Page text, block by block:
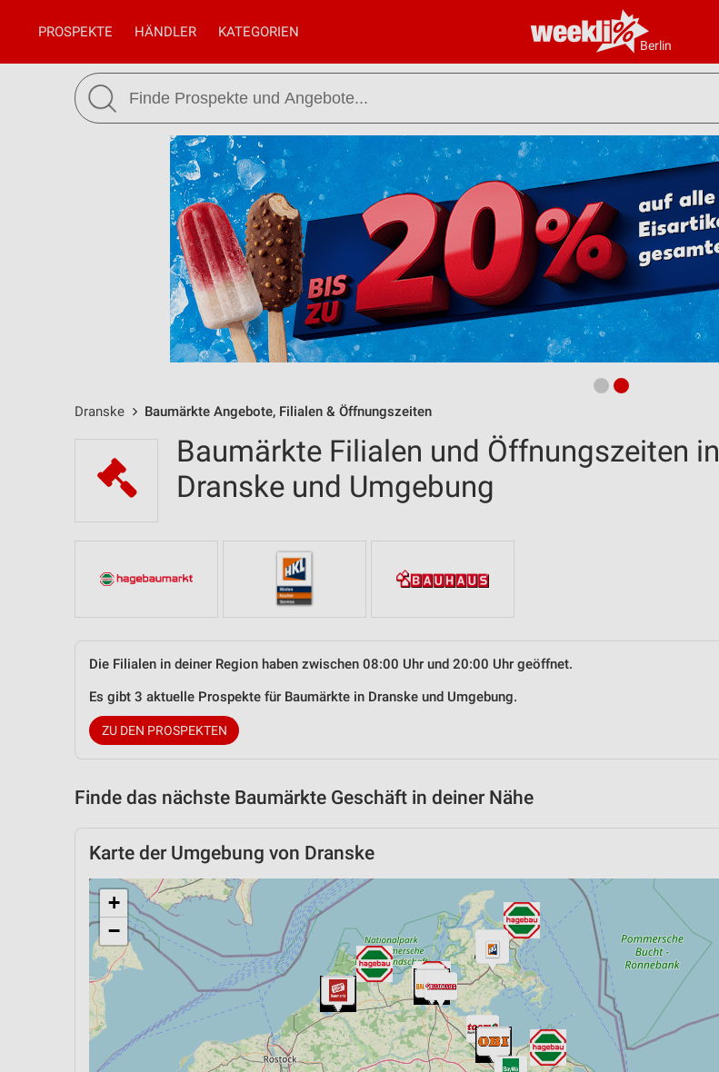
Berlin
PROSPEKTE HÄNDLER KATEGORIEN
Dranske Baumärkte Angebote, Filialen & Öffnungszeiten
Baumärkte Filialen und Öffnungszeiten in
Dranske und Umgebung
Die Filialen in deiner Region haben zwischen 08:00 Uhr und 20:00 Uhr geöffnet.
Es gibt 3 aktuelle Prospekte für Baumärkte in Dranske und Umgebung.
ZU DEN PROSPEKTEN
Finde das nächste Baumärkte Geschäft in deiner Nähe
Karte der Umgebung von Dranske
+
−